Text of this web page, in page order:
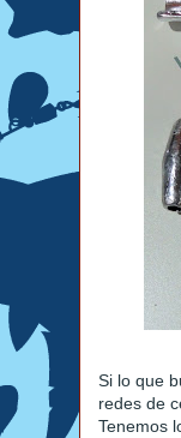
Si lo que
redes de
Tenemos